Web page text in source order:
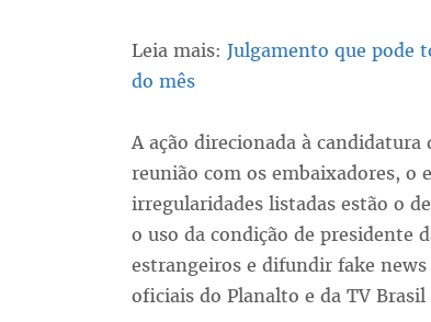
Leia mais: Julgamento que pode
do mês
A ação direcionada à
reunião com os embaixadores,
irregularidades listadas estão o
o uso da condição de presidente
estrangeiros e difundir fake
oficiais do Planalto e da TV